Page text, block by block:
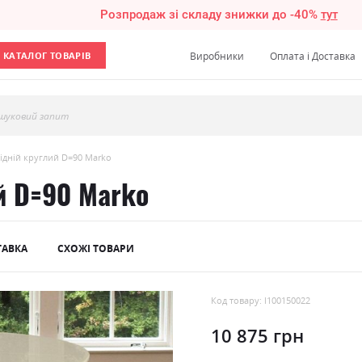
Розпродаж зі складу знижки до -40% тут
КАТАЛОГ ТОВАРІВ Виробники Оплата і Доставка
запит
круглий D=90 Marko
D=90 Marko
СХОЖІ ТОВАРИ
Код товару: l100150022
10 875 грн